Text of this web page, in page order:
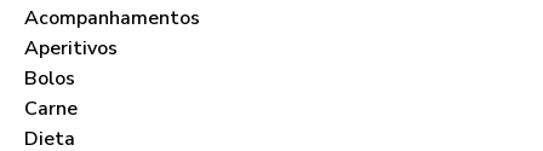
Acompanhamentos
Aperitivos
Bolos
Carne
Dieta